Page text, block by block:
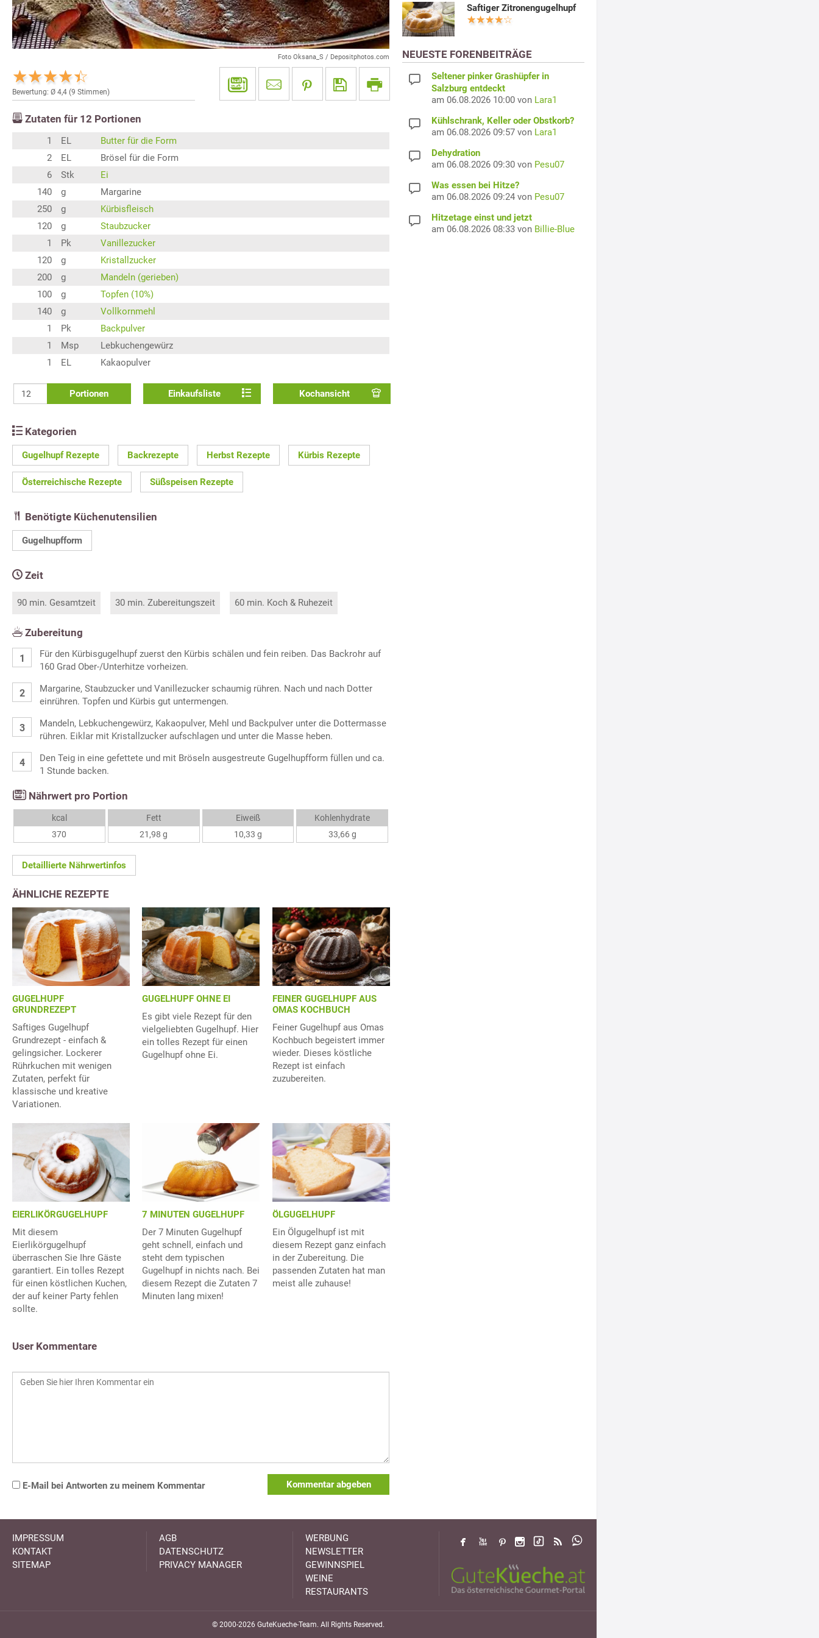
Foto Oksana_S / Depositphotos.com
Bewertung: Ø 4,4 (9 Stimmen)
Zutaten für 12 Portionen
1 EL
Butter für die Form
2
EL
Brösel für die Form
6
Stk
Ei
140
g
Margarine
250
g
Kürbisfleisch
120
g
Staubzucker
1
Pk
Vanillezucker
120
g
Kristallzucker
200
g
Mandeln (gerieben)
100
g
Topfen (10%)
140
g
Vollkornmehl
1
Pk
Backpulver
1
Msp
Lebkuchengewürz
1
EL Kakaopulver
Portionen Einkaufsliste Kochansicht
Kategorien
Gugelhupf Rezepte Backrezepte Herbst Rezepte Kürbis Rezepte
Österreichische Rezepte Süßspeisen Rezepte
Benötigte Küchenutensilien
Gugelhupfform
Zeit
90 min. Gesamtzeit 30 min. Zubereitungszeit 60 min. Koch & Ruhezeit
Zubereitung
Für den Kürbisgugelhupf zuerst den Kürbis schälen und fein reiben. Das Backrohr auf
160 Grad Ober-/Unterhitze vorheizen.
Margarine, Staubzucker und Vanillezucker schaumig rühren. Nach und nach Dotter
einrühren. Topfen und Kürbis gut untermengen.
Mandeln, Lebkuchengewürz, Kakaopulver, Mehl und Backpulver unter die Dottermasse
rühren. Eiklar mit Kristallzucker aufschlagen und unter die Masse heben.
Den Teig in eine gefettete und mit Bröseln ausgestreute Gugelhupfform füllen und ca.
1 Stunde backen.
Nährwert pro Portion
kcal
370
Fett
21,98 g
Eiweiß
10,33 g
Kohlenhydrate
33,66 g
Detaillierte Nährwertinfos
ÄHNLICHE REZEPTE
GUGELHUPF
GRUNDREZEPT
Saftiges Gugelhupf
Grundrezept - einfach &
gelingsicher. Lockerer
Rührkuchen mit wenigen
Zutaten, perfekt für
klassische und kreative
Variationen.
GUGELHUPF OHNE EI
Es gibt viele Rezept für den
vielgeliebten Gugelhupf. Hier
ein tolles Rezept für einen
Gugelhupf ohne Ei.
FEINER GUGELHUPF AUS
OMAS KOCHBUCH
Feiner Gugelhupf aus Omas
Kochbuch begeistert immer
wieder. Dieses köstliche
Rezept ist einfach
zuzubereiten.
EIERLIKÖRGUGELHUPF
Mit diesem
Eierlikörgugelhupf
überraschen Sie Ihre Gäste
garantiert. Ein tolles Rezept
für einen köstlichen Kuchen,
der auf keiner Party fehlen
sollte.
7 MINUTEN GUGELHUPF
Der 7 Minuten Gugelhupf
geht schnell, einfach und
steht dem typischen
Gugelhupf in nichts nach. Bei
diesem Rezept die Zutaten 7
Minuten lang mixen!
ÖLGUGELHUPF
Ein Ölgugelhupf ist mit
diesem Rezept ganz einfach
in der Zubereitung. Die
passenden Zutaten hat man
meist alle zuhause!
User Kommentare
E-Mail bei Antworten zu meinem Kommentar Kommentar abgeben
Saftiger Zitronengugelhupf
NEUESTE FORENBEITRÄGE
Seltener pinker Grashüpfer in
Salzburg entdeckt
am 06.08.2026 10:00 von Lara1
Kühlschrank, Keller oder Obstkorb?
am 06.08.2026 09:57 von Lara1
Dehydration
am 06.08.2026 09:30 von Pesu07
Was essen bei Hitze?
am 06.08.2026 09:24 von Pesu07
Hitzetage einst und jetzt
am 06.08.2026 08:33 von Billie-Blue
IMPRESSUM
KONTAKT
SITEMAP
AGB
DATENSCHUTZ
PRIVACY MANAGER
WERBUNG
NEWSLETTER
GEWINNSPIEL
WEINE
RESTAURANTS
© 2000-2026 GuteKueche-Team. All Rights Reserved.